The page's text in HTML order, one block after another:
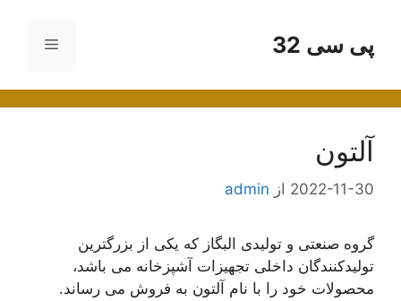
محتواپی سی 32 فهرست
آلتون
2022-11-30 از admin
گروه صنعتی و تولیدی البگاز که یکی از بزرگترین
تولیدکنندگان داخلی تجهیزات آشپزخانه می باشد،
محصولات خود را با نام آلتون به فروش می رساند.